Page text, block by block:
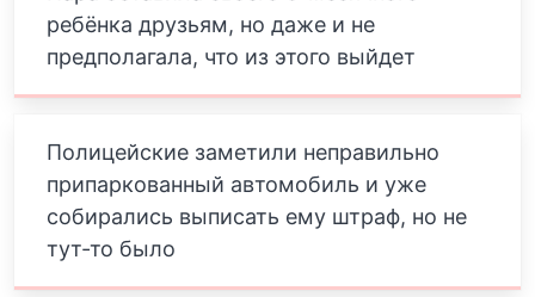
ребёнка друзьям, но даже и не
предполагала, что из этого выйдет
Полицейские заметили неправильно
припаркованный автомобиль и уже
собирались выписать ему штраф, но не
тут-то было